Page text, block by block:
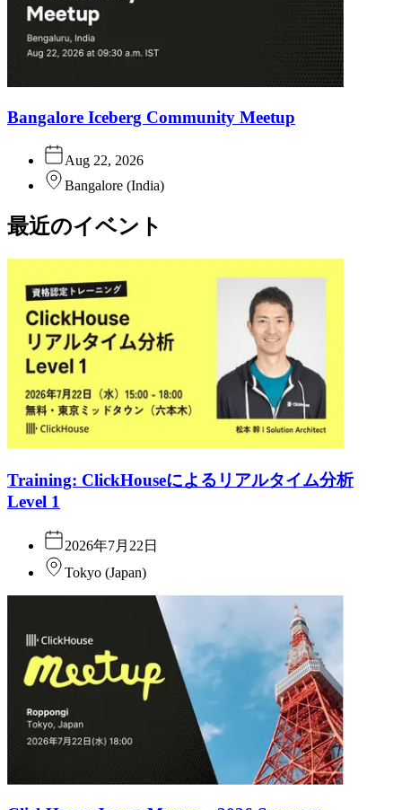
Bangalore Iceberg Community Meetup
Aug 22, 2026
Bangalore (India)
最近のイベント
Training: ClickHouseによるリアルタイム分析
Level 1
2026年7月22日
Tokyo (Japan)